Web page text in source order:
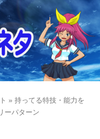
»持ってる特技・能力を
ーパターン